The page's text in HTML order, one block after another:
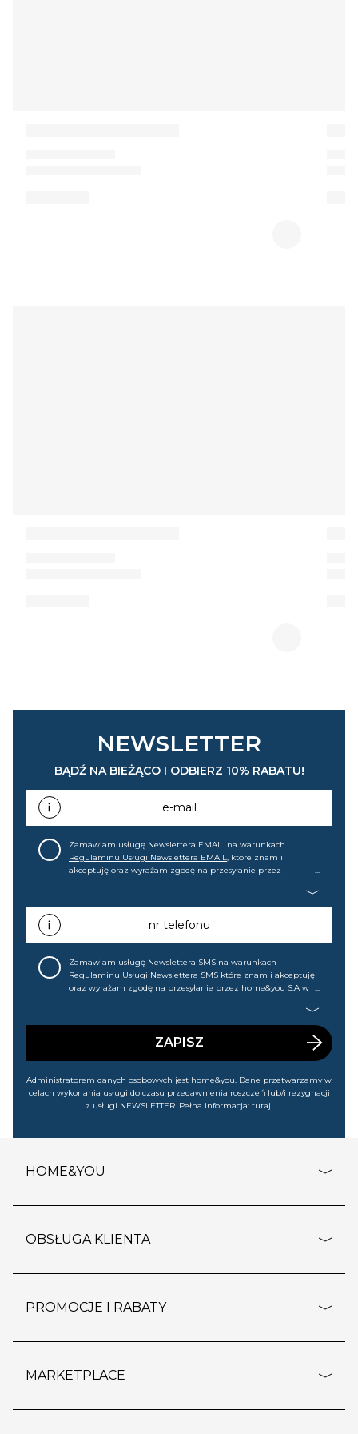
NEWSLETTER
BĄDŹ NA BIEŻĄCO I ODBIERZ 10% RABATU!
e-mail
Zamawiam usługę Newslettera EMAIL na warunkach
Regulaminu Usługi Newslettera EMAIL, które znam i
akceptuję oraz wyrażam zgodę na przesyłanie przez
promocjach, wyprzedażach). Wiem, że mogę tę zgodę w
każdej chwili cofnąć.nr telefonu
Zamawiam usługę Newslettera SMS na warunkach
Regulaminu Usługi Newslettera SMS które znam i akceptuję
oraz wyrażam zgodę na przesyłanie przez home&you S.A w
wyprzedażach). Wiem, że mogę tę zgodę w każdej chwili
ZAPISZ
Administratorem danych osobowych jest home&you. Dane przetwarzamy w
celach wykonania usługi do czasu przedawnienia roszczeń lub/i rezygnacji
z usługi NEWSLETTER. Pełna informacja: tutaj.
HOME&YOU
o firmie
polityka prywatności
kontakt
OBSŁUGA KLIENTA
dostawy i płatność
wypis z subskrypcji
regulamin sklepu
PROMOCJE I RABATY
outlet
MARKETPLACE